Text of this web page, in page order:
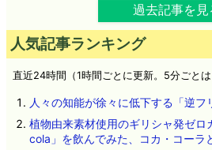
過去記事を見
人気記事ランキング
直近24時間（1時間ごとに更新。5分ごとは
人々の知能が徐々に低下する「逆フ
植物由来素材使用のギリシャ発ゼ
cola」を飲んでみた、コカ・コーラ